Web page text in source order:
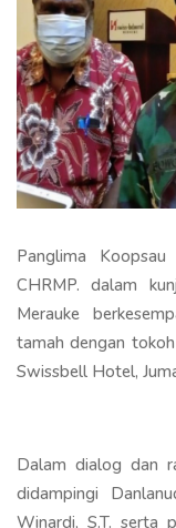
Panglima
CHRMP. dalam
Merauke
tamah dengan
Swissbell Hotel,
Dalam dialog dan
didampingi
Winardi, S.T. serta